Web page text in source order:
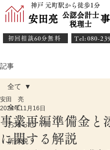
神戸 元町駅から徒歩1分
安田亮 事
公認会計士
​税理士
初回相談60分無料 ​Tel:080-
記事
全て
お知らせ
所得税
全て
事業再編準備金と
に関する解説
安田 亮
2024年11月16日